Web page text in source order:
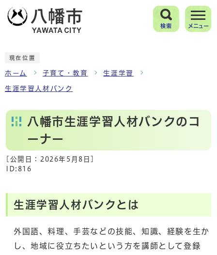
検索 メニュー
現在位置
ホーム 子育て・教育 生涯学習
生涯学習人材バンク
八幡市生涯学習人材バンクのコ
ーナー
[公開日： 2026年5月8日
ID:816
生涯学習人材バンクとは
外国語、料理、手芸などの技能、知識、経験を生か
し、地域に役立ちたいという方を講師として登録